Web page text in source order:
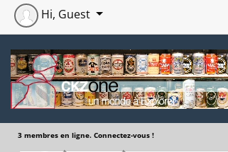
Hi, Guest
3 membres en ligne. Connectez-vous !